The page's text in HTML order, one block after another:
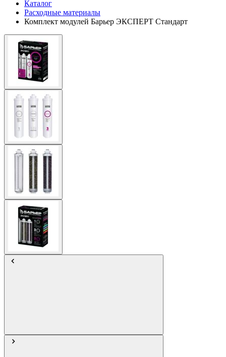
Каталог
Расходные материалы
Комплект модулей Барьер ЭКСПЕРТ Стандарт